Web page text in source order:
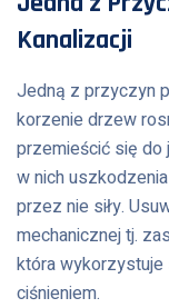
Kanalizacji
Jedną z przyczyn
korzenie drzew
przemieścić się do
w nich
przez nie siły.
mechanicznej tj.
która
ciśnieniem.